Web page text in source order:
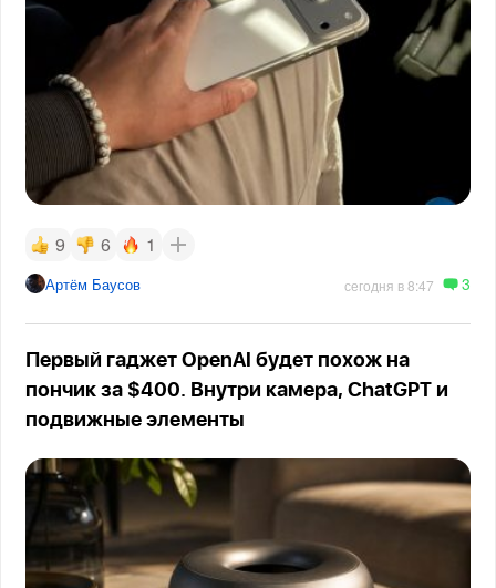
9 6 1
Артём Баусов сегодня в 8:47 3
Первый гаджет OpenAI будет похож на
пончик за $400. Внутри камера, ChatGPT и
подвижные элементы